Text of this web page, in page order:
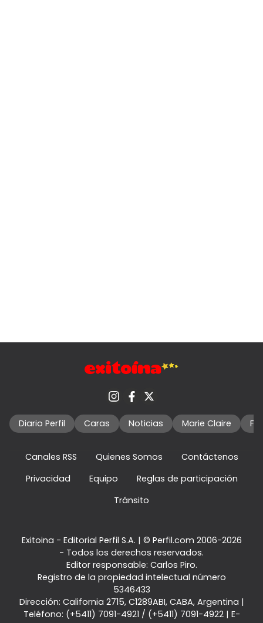
Diario Perfil Caras Noticias Marie Claire
Canales RSS Quienes Somos
Contáctenos
Privacidad
Equipo
Reglas de participación
Tránsito
Exitoina - Editorial Perfil S.A. | © Perfil.com 2006-2026
- Todos los derechos reservados.
Editor responsable: Carlos Piro.
Registro de la propiedad intelectual número
5346433
Dirección: California 2715, C1289ABI, CABA, Argentina |
Teléfono: (+5411) 7091-4921 / (+5411) 7091-4922| E-